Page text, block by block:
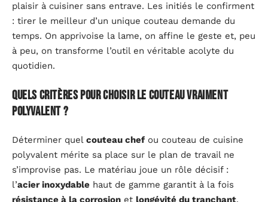
plaisir à cuisiner sans entrave. Les initiés le confirment
: tirer le meilleur d’un unique couteau demande du
temps. On apprivoise la lame, on affine le geste et, peu
à peu, on transforme l’outil en véritable acolyte du
quotidien.
Quels critères pour choisir le couteau vraiment
polyvalent ?
Déterminer quel couteau chefou couteau de cuisine
polyvalent mérite sa place sur le plan de travail ne
s’improvise pas. Le matériau joue un rôle décisif :
l’acier inoxydable haut de gamme garantit à la fois
résistance à la corrosion et longévité du tranchant.